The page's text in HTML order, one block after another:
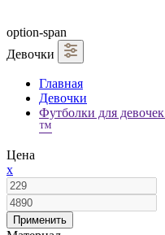
option-span
Девочки
Главная
Девочки
Футболки для
™
Цена
x
Применить